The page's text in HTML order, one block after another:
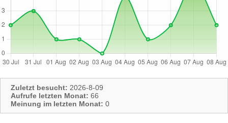
Zuletzt besucht: 2026-8-09
Aufrufe letzten Monat: 66
Meinung im letzten Monat: 0